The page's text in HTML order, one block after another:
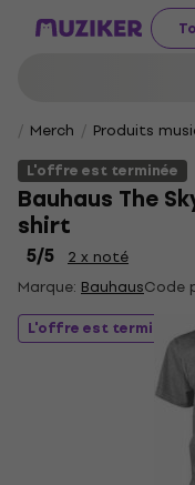
Merch Produits
L'offre est terminée
Bauhaus The
shirt
5/5
2 x noté
Marque: BauhausCode
L'offre est terminée